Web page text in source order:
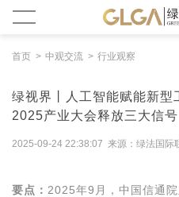
首页 中观交流 行业观察
绿视界丨人工智能赋能新型
2025产业大会释放三大信号
2025-09-24 22:38:07 来源：绿法国
要点： 2025年9月，中国信通